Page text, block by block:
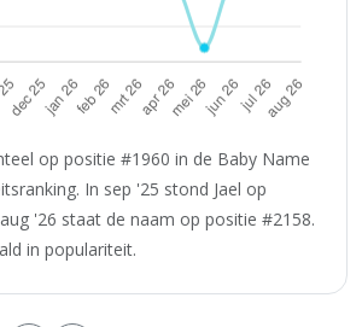
op positie #1960 in de Baby Name
In sep '25 stond Jael op
'26 staat de naam op positie #2158.
in populariteit.